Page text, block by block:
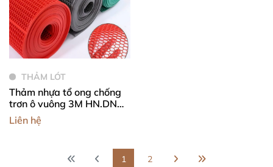
THẢM LÓT
Thảm nhựa tổ ong chống
trơn ô vuông 3M HN.DNG-
005
Liên hệ
1 2